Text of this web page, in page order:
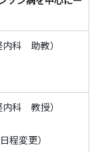
科 助教）
科 教授）
程変更）